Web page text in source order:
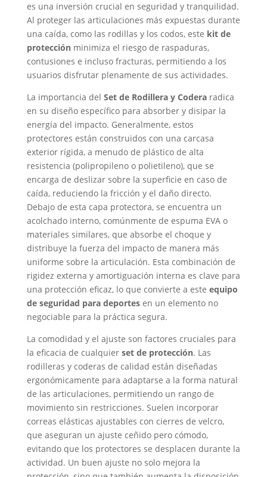
es una inversión crucial en seguridad y tranquilidad.
Al proteger las articulaciones más expuestas durante
una caída, como las rodillas y los codos, este kit de
protecciónminimiza el riesgo de raspaduras,
contusiones e incluso fracturas, permitiendo a los
usuarios disfrutar plenamente de sus actividades.
La importancia del Set de Rodillera y Coderaradica
en su diseño específico para absorber y disipar la
energía del impacto. Generalmente, estos
protectores están construidos con una carcasa
exterior rígida, a menudo de plástico de alta
resistencia (polipropileno o polietileno), que se
encarga de deslizar sobre la superficie en caso de
caída, reduciendo la fricción y el daño directo.
Debajo de esta capa protectora, se encuentra un
acolchado interno, comúnmente de espuma EVA o
materiales similares, que absorbe el choque y
distribuye la fuerza del impacto de manera más
uniforme sobre la articulación. Esta combinación de
rigidez externa y amortiguación interna es clave para
una protección eficaz, lo que convierte a este equipo
de seguridad para deportesen un elemento no
negociable para la práctica segura.
La comodidad y el ajuste son factores cruciales para
la eficacia de cualquier set de protección. Las
rodilleras y coderas de calidad están diseñadas
ergonómicamente para adaptarse a la forma natural
de las articulaciones, permitiendo un rango de
movimiento sin restricciones. Suelen incorporar
correas elásticas ajustables con cierres de velcro,
que aseguran un ajuste ceñido pero cómodo,
evitando que los protectores se desplacen durante la
actividad. Un buen ajuste no solo mejora la